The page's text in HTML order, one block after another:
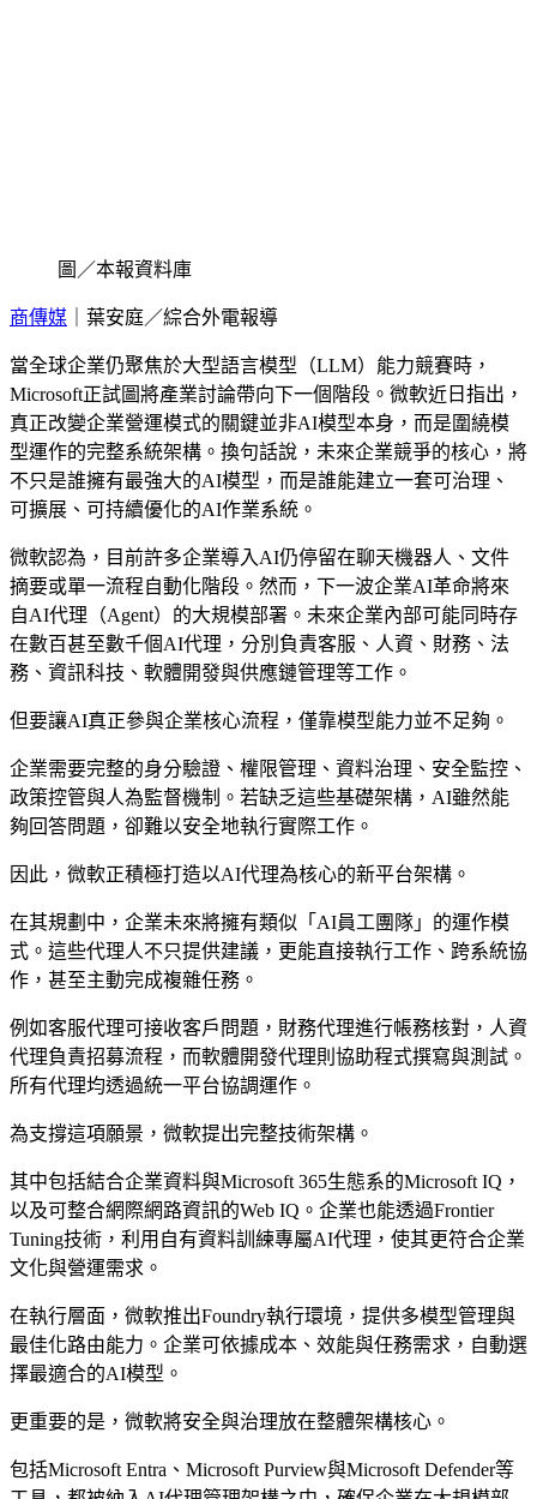
圖／本報資料庫
商傳媒 ｜葉安庭／綜合外電報導
當全球企業仍聚焦於大型語言模型（LLM）能力競賽時，
Microsoft正試圖將產業討論帶向下一個階段。微軟近日指出，
真正改變企業營運模式的關鍵並非AI模型本身，而是圍繞模
型運作的完整系統架構。換句話說，未來企業競爭的核心，將
不只是誰擁有最強大的AI模型，而是誰能建立一套可治理、
可擴展、可持續優化的AI作業系統。
微軟認為，目前許多企業導入AI仍停留在聊天機器人、文件
摘要或單一流程自動化階段。然而，下一波企業AI革命將來
自AI代理（Agent）的大規模部署。未來企業內部可能同時存
在數百甚至數千個AI代理，分別負責客服、人資、財務、法
務、資訊科技、軟體開發與供應鏈管理等工作。
但要讓AI真正參與企業核心流程，僅靠模型能力並不足夠。
企業需要完整的身分驗證、權限管理、資料治理、安全監控、
政策控管與人為監督機制。若缺乏這些基礎架構，AI雖然能
夠回答問題，卻難以安全地執行實際工作。
因此，微軟正積極打造以AI代理為核心的新平台架構。
在其規劃中，企業未來將擁有類似「AI員工團隊」的運作模
式。這些代理人不只提供建議，更能直接執行工作、跨系統協
作，甚至主動完成複雜任務。
例如客服代理可接收客戶問題，財務代理進行帳務核對，人資
代理負責招募流程，而軟體開發代理則協助程式撰寫與測試。
所有代理均透過統一平台協調運作。
為支撐這項願景，微軟提出完整技術架構。
其中包括結合企業資料與Microsoft 365生態系的Microsoft IQ，
以及可整合網際網路資訊的Web IQ。企業也能透過Frontier
Tuning技術，利用自有資料訓練專屬AI代理，使其更符合企業
文化與營運需求。
在執行層面，微軟推出Foundry執行環境，提供多模型管理與
最佳化路由能力。企業可依據成本、效能與任務需求，自動選
擇最適合的AI模型。
更重要的是，微軟將安全與治理放在整體架構核心。
包括Microsoft Entra、Microsoft Purview與Microsoft Defender等